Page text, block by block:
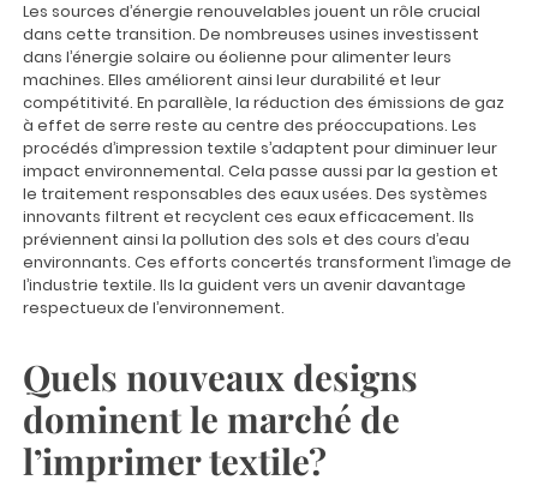
Les sources d’énergie renouvelables jouent un rôle crucial
dans cette transition. De nombreuses usines investissent
dans l’énergie solaire ou éolienne pour alimenter leurs
machines. Elles améliorent ainsi leur durabilité et leur
compétitivité. En parallèle, la réduction des émissions de gaz
à effet de serre reste au centre des préoccupations. Les
procédés d’impression textile s’adaptent pour diminuer leur
impact environnemental. Cela passe aussi par la gestion et
le traitement responsables des eaux usées. Des systèmes
innovants filtrent et recyclent ces eaux efficacement. Ils
préviennent ainsi la pollution des sols et des cours d’eau
environnants. Ces efforts concertés transforment l’image de
l’industrie textile. Ils la guident vers un avenir davantage
respectueux de l’environnement.
Quels nouveaux designs
dominent le marché de
l’imprimer textile?